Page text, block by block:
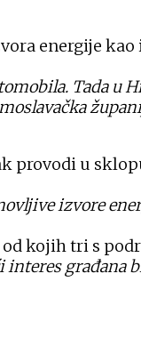
energije
Tada u
provodi u
izvore
kojih tri s
interes građana